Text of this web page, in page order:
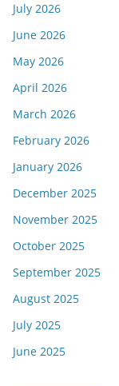
July 2026
June 2026
May 2026
April 2026
March 2026
February 2026
January 2026
December 2025
November 2025
October 2025
September 2025
August 2025
July 2025
June 2025